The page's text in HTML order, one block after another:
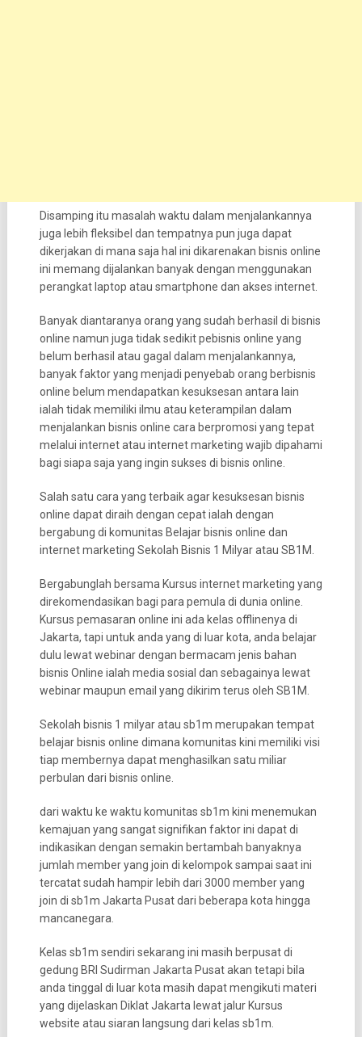
Disamping itu masalah waktu dalam menjalankannya
juga lebih fleksibel dan tempatnya pun juga dapat
dikerjakan di mana saja hal ini dikarenakan bisnis online
ini memang dijalankan banyak dengan menggunakan
perangkat laptop atau smartphone dan akses internet.
Banyak diantaranya orang yang sudah berhasil di bisnis
online namun juga tidak sedikit pebisnis online yang
belum berhasil atau gagal dalam menjalankannya,
banyak faktor yang menjadi penyebab orang berbisnis
online belum mendapatkan kesuksesan antara lain
ialah tidak memiliki ilmu atau keterampilan dalam
menjalankan bisnis online cara berpromosi yang tepat
melalui internet atau internet marketing wajib dipahami
bagi siapa saja yang ingin sukses di bisnis online.
Salah satu cara yang terbaik agar kesuksesan bisnis
online dapat diraih dengan cepat ialah dengan
bergabung di komunitas Belajar bisnis online dan
internet marketing Sekolah Bisnis 1 Milyar atau SB1M.
Bergabunglah bersama Kursus internet marketing yang
direkomendasikan bagi para pemula di dunia online.
Kursus pemasaran online ini ada kelas offlinenya di
Jakarta, tapi untuk anda yang di luar kota, anda belajar
dulu lewat webinar dengan bermacam jenis bahan
bisnis Online ialah media sosial dan sebagainya lewat
webinar maupun email yang dikirim terus oleh SB1M.
Sekolah bisnis 1 milyar atau sb1m merupakan tempat
belajar bisnis online dimana komunitas kini memiliki visi
tiap membernya dapat menghasilkan satu miliar
perbulan dari bisnis online.
dari waktu ke waktu komunitas sb1m kini menemukan
kemajuan yang sangat signifikan faktor ini dapat di
indikasikan dengan semakin bertambah banyaknya
jumlah member yang join di kelompok sampai saat ini
tercatat sudah hampir lebih dari 3000 member yang
join di sb1m Jakarta Pusat dari beberapa kota hingga
mancanegara.
Kelas sb1m sendiri sekarang ini masih berpusat di
gedung BRI Sudirman Jakarta Pusat akan tetapi bila
anda tinggal di luar kota masih dapat mengikuti materi
yang dijelaskan Diklat Jakarta lewat jalur Kursus
website atau siaran langsung dari kelas sb1m.